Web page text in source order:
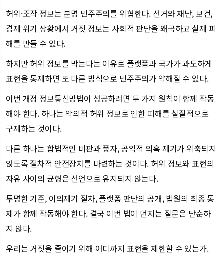
허위·조작 정보는 분명 민주주의를 위협한다. 선거와 재난, 보건,
경제 위기 상황에서 거짓 정보는 사회적 판단을 왜곡하고 실제 피
해를 만들 수 있다.
하지만 허위 정보를 막는다는 이유로 플랫폼과 국가가 과도하게
표현을 통제하면 또 다른 방식으로 민주주의가 약해질 수 있다.
이번 개정 정보통신망법이 성공하려면 두 가지 원칙이 함께 작동
해야 한다. 하나는 악의적 허위 정보로 인한 피해를 실질적으로
구제하는 것이다.
다른 하나는 합법적인 비판과 풍자, 공익적 의혹 제기가 위축되지
않도록 절차적 안전장치를 마련하는 것이다. 허위 정보와 표현의
자유 사이의 균형은 선언으로 유지되지 않는다.
투명한 기준, 이의제기 절차, 플랫폼 판단의 공개, 법원의 최종 통
제가 함께 작동해야 한다. 결국 이번 법이 던지는 질문은 단순하
지 않다.
우리는 거짓을 줄이기 위해 어디까지 표현을 제한할 수 있는가.